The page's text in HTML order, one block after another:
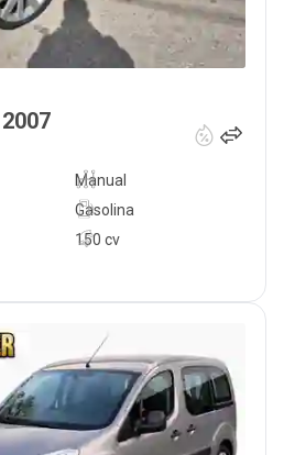
2007
Manual
150 cv
Gasolina